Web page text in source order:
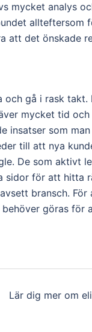
mycket analys
allteftersom
att det önskade
och gå i rask
mycket tid
insatser som
till att nya
De som aktivt
sidor för att hitta
bransch. För
göras för
Lär dig mer om